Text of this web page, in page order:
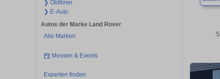
❯ Oldtimer
❯ E-Auto
Autos der Marke Land Rover
Alle Marken
Messen & Events
Experten finden